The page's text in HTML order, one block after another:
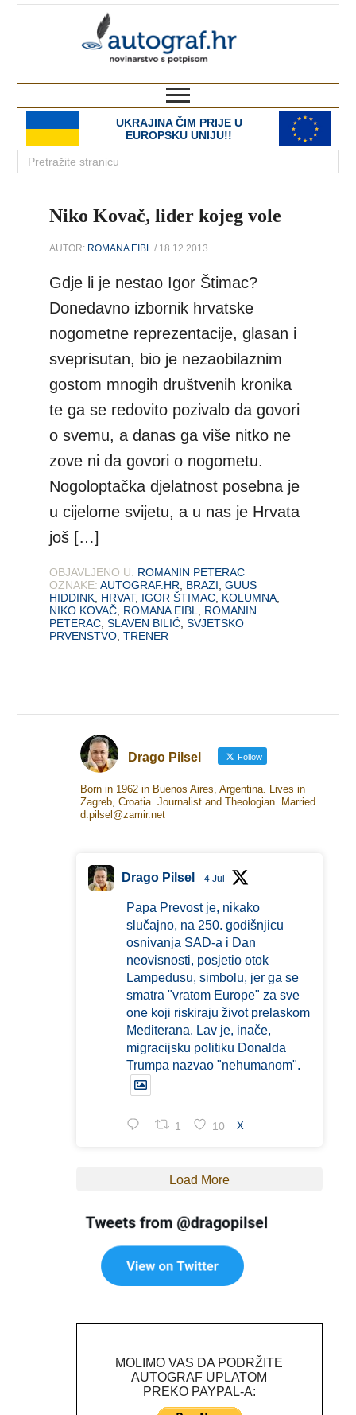
UKRAJINA ČIM PRIJE U
EUROPSKU UNIJU!!
Niko Kovač, lider kojeg vole
AUTOR: ROMANA EIBL / 18.12.2013.
Gdje li je nestao Igor Štimac?
Donedavno izbornik hrvatske
nogometne reprezentacije, glasan i
sveprisutan, bio je nezaobilaznim
gostom mnogih društvenih kronika
te ga se redovito pozivalo da govori
o svemu, a danas ga više nitko ne
zove ni da govori o nogometu.
Nogoloptačka djelatnost posebna je
u cijelome svijetu, a u nas je Hrvata
još […]
OBJAVLJENO U: ROMANIN PETERAC
OZNAKE: AUTOGRAF.HR BRAZI ,GUUS
HIDDINK HRVAT, IGOR ŠTIMAC KOLUMNA
NIKO KOVAČ ROMANA EIBL
ROMANIN
PETERAC ,SLAVEN BILIĆ ,SVJETSKO
PRVENSTVO ,TRENER
Drago Pilsel Follow
Born in 1962 in Buenos Aires, Argentina. Lives in
Zagreb, Croatia. Journalist and Theologian. Married.
d.pilsel@zamir.net
Drago Pilsel 4 Jul
Papa Prevost je, nikako
slučajno, na 250. godišnjicu
osnivanja SAD-a i Dan
neovisnosti, posjetio otok
Lampedusu, simbolu, jer ga se
smatra "vratom Europe" za sve
one koji riskiraju život prelaskom
Mediterana. Lav je, inače,
migracijsku politiku Donalda
Trumpa nazvao "nehumanom".
1 10 X
Load More
MOLIMO VAS DA PODRŽITE
AUTOGRAF UPLATOM
PREKO PAYPAL-A: